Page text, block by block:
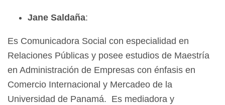
Jane Saldaña:
Es Comunicadora Social con especialidad en
Relaciones Públicas y posee estudios de Maestría
en Administración de Empresas con énfasis en
Comercio Internacional y Mercadeo de la
Universidad de Panamá. Es mediadora y